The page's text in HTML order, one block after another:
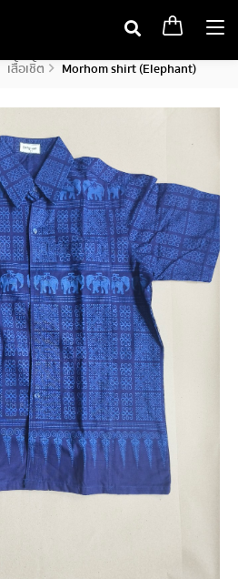
เสื้อเชิ้ต Morhom shirt (Elephant)